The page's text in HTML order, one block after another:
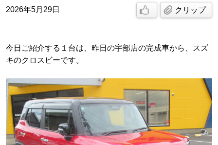
2026年5月29日 クリップ
今日ご紹介する１台は、昨日の宇部店の完成車から、スズ
キのクロスビーです。